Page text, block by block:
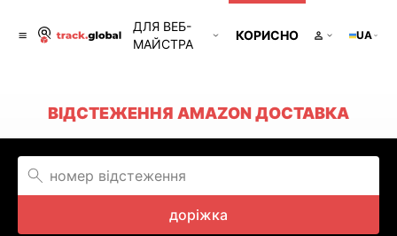
ДЛЯ ВЕБ-
МАЙСТРА
КОРИСНО UA
ВІДСТЕЖЕННЯ AMAZON ДОСТАВКА
доріжка